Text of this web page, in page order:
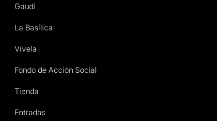
Gaudí
La Basílica
Vívela
Fondo de Acción Social
Tienda
Entradas